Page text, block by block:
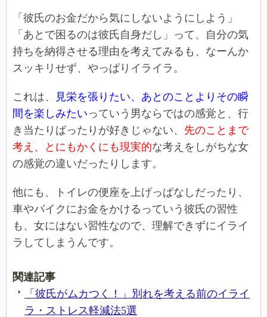
「彼氏のお金だから気にしないようにしよう」
「あとで困るのは彼氏自身だし」って、自分の気
持ちを納得させる理由を考えてみるも、なーんか
スッキリせず、やっぱりイライラ。
これは、
見栄を張りたい、あとのことよりその瞬
間を楽しみたいっていう男ならではの感覚と、行
き当たりばったりが好きじゃない、 先のことまで
考え、とにもかくにも現実的な考えをしがちな女
の感覚の違いだったりします。
他にも、トイレの便座を上げっぱなしだったり、
車やバイクにお金をかけるっていう彼氏の習性
も、女にはない習性なので、理解できずにイライ
ラしてしまうんです。
関連記事
「彼氏がムカつく！」別れを考える前のイライ
ラ・ストレス軽減法5選